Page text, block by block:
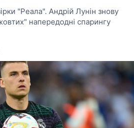
"Реала". Андрій Лунін знову
напередодні спарингу